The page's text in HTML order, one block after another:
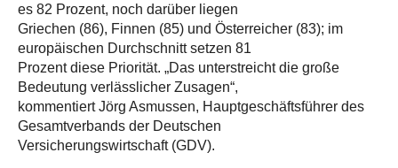
es 82 Prozent, noch darüber liegen
Griechen (86), Finnen (85) und Österreicher (83); im
europäischen Durchschnitt setzen 81
Prozent diese Priorität. „Das unterstreicht die große
Bedeutung verlässlicher Zusagen“,
kommentiert Jörg Asmussen, Hauptgeschäftsführer des
Gesamtverbands der Deutschen
Versicherungswirtschaft (GDV).